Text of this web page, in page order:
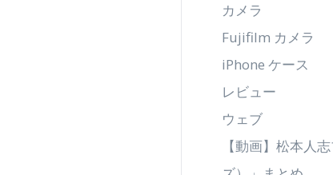
カメラ
Fujifilm カメラ
iPhone ケース
レビュー
ウェブ
【動画】松本人